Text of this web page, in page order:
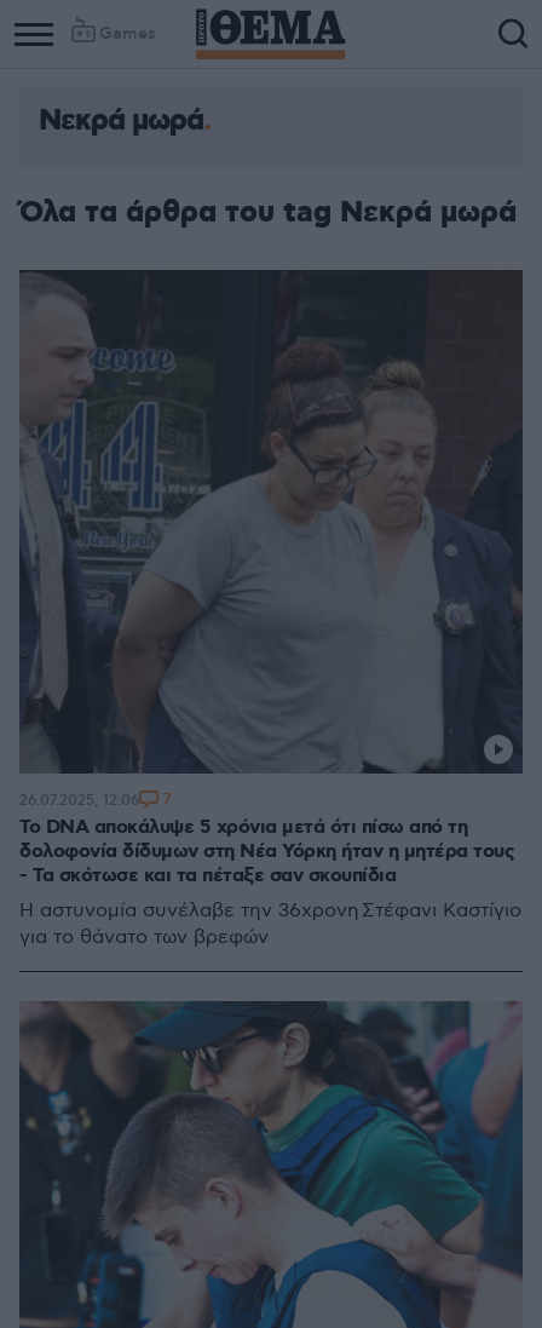
Games
Νεκρά μωρά
Όλα τα άρθρα του tag Νεκρά μωρά
Το DNA αποκάλυψε 5 χρόνια μετά ότι πίσω από τη
δολοφονία δίδυμων στη Νέα Υόρκη ήταν η μητέρα τους
- Τα σκότωσε και τα πέταξε σαν σκουπίδια
Η αστυνομία συνέλαβε την 36χρονη Στέφανι Καστίγιο
για το θάνατο των βρεφών
26.07.2025, 12:06 7